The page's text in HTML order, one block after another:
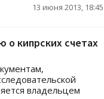
13 июня 2013, 18:45
кипрских счетах
владельцем